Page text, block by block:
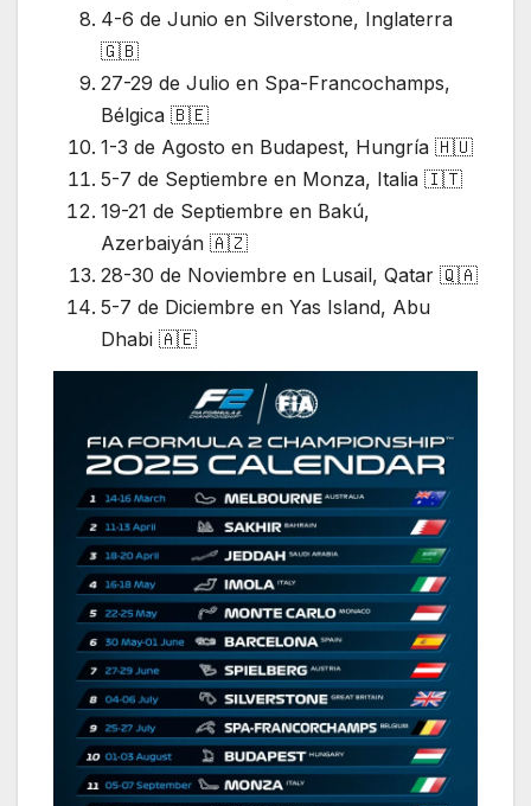
4-6 de Junio en Silverstone, Inglaterra
🇬🇧
27-29 de Julio en Spa-Francochamps,
Bélgica 🇧🇪
1-3 de Agosto en Budapest, Hungría 🇭🇺
5-7 de Septiembre en Monza, Italia 🇮🇹
19-21 de Septiembre en Bakú,
Azerbaiyán 🇦🇿
28-30 de Noviembre en Lusail, Qatar 🇶🇦
5-7 de Diciembre en Yas Island, Abu
Dhabi 🇦🇪